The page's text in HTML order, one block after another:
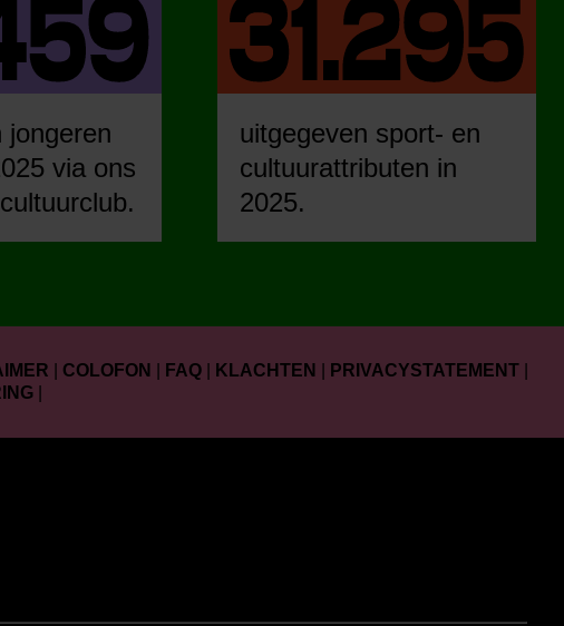
jongeren
via ons
uitgegeven sport- en
cultuurattributen in
2025.
COLOFON FAQ KLACHTEN PRIVACYSTATEMENT